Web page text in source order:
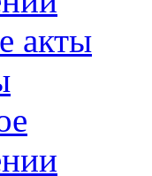
акты